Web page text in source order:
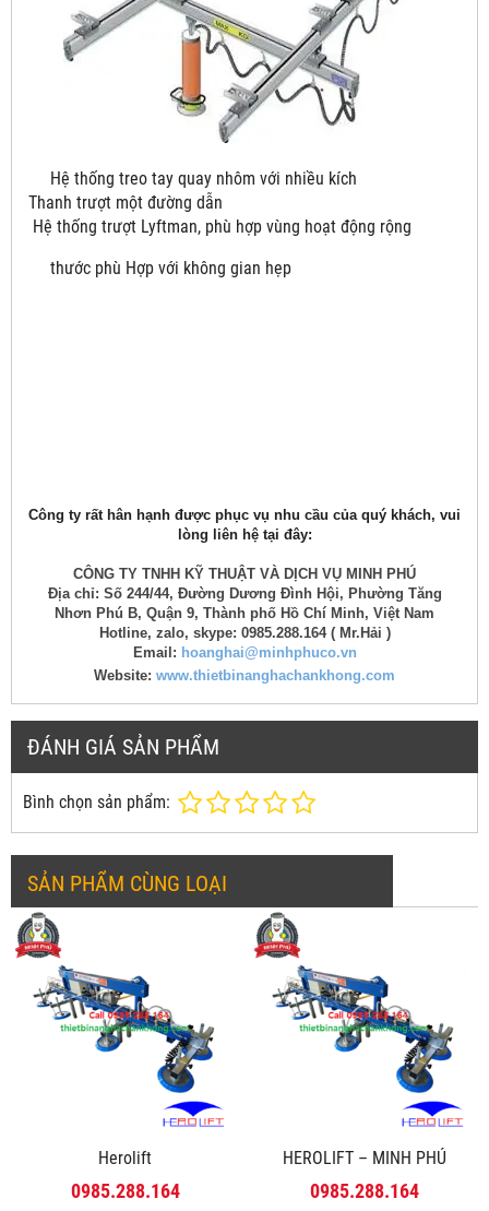
Hệ thống treo tay quay nhôm với nhiều kích
Thanh trượt một đường dẫn
Hệ thống trượt Lyftman, phù hợp vùng hoạt động rộng
thước phù Hợp với không gian hẹp
Công ty rất hân hạnh được phục vụ nhu cầu của quý khách, vui
lòng liên hệ tại đây:
CÔNG TY TNHH KỸ THUẬT VÀ DỊCH VỤ MINH PHÚ
Địa chỉ: Số 244/44, Đường Dương Đình Hội, Phường Tăng
Nhơn Phú B, Quận 9, Thành phố Hồ Chí Minh, Việt Nam
Hotline, zalo, skype: 0985.288.164 ( Mr.Hải )
Email: hoanghai@minhphuco.vn
Website: www.thietbinanghachankhong.com
ĐÁNH GIÁ SẢN PHẨM
Bình chọn sản phẩm:
SẢN PHẨM CÙNG LOẠI
Herolift
0985.288.164
HEROLIFT – MINH PHÚ
0985.288.164